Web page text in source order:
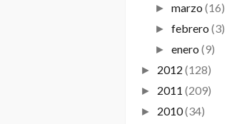
► marzo (16)
► febrero (3)
► enero (9)
► 2012 (128)
► 2011 (209)
► 2010(34)